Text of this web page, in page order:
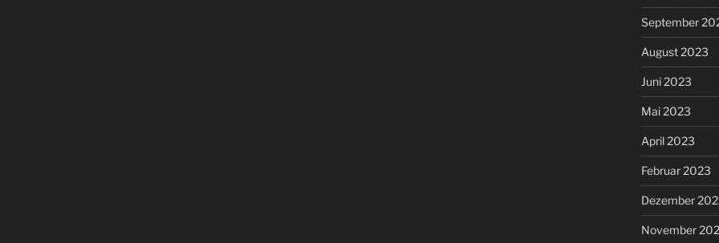
September
August 2023
Juni 2023
Mai 2023
April 2023
Februar 2023
Dezember
November